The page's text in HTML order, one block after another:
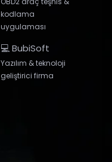
kodlama
uygulaması
💻 BubiSoft
Yazılım & teknoloji
geliştirici firma